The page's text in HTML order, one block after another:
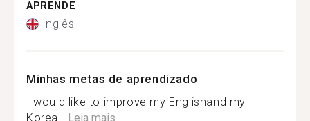
APRENDE
Inglês
Minhas metas de aprendizado
I would like to improve my Englishand my
Korea... Leia mais